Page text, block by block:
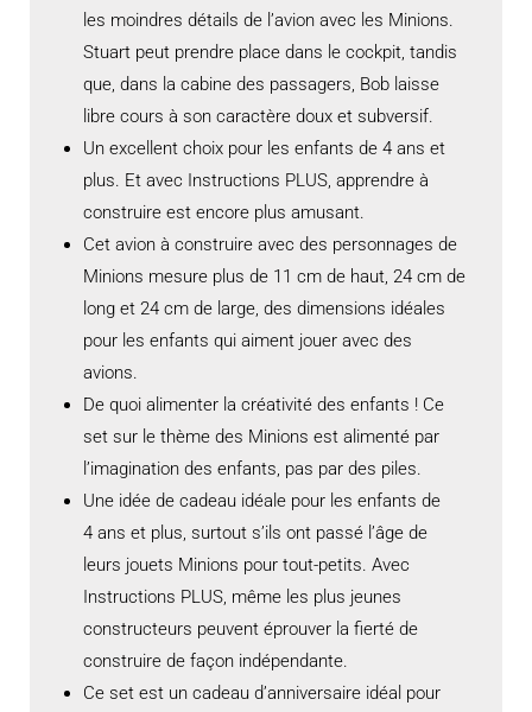
les moindres détails de l’avion avec les Minions.
Stuart peut prendre place dans le cockpit, tandis
que, dans la cabine des passagers, Bob laisse
libre cours à son caractère doux et subversif.
Un excellent choix pour les enfants de 4 ans et
plus. Et avec Instructions PLUS, apprendre à
construire est encore plus amusant.
Cet avion à construire avec des personnages de
Minions mesure plus de 11 cm de haut, 24 cm de
long et 24 cm de large, des dimensions idéales
pour les enfants qui aiment jouer avec des
avions.
De quoi alimenter la créativité des enfants ! Ce
set sur le thème des Minions est alimenté par
l’imagination des enfants, pas par des piles.
Une idée de cadeau idéale pour les enfants de
4 ans et plus, surtout s’ils ont passé l’âge de
leurs jouets Minions pour tout-petits. Avec
Instructions PLUS, même les plus jeunes
constructeurs peuvent éprouver la fierté de
construire de façon indépendante.
Ce set est un cadeau d’anniversaire idéal pour